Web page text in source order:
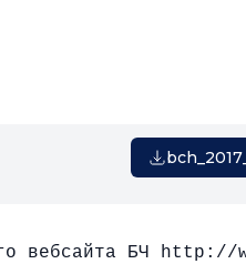
вебсайта БЧ http://